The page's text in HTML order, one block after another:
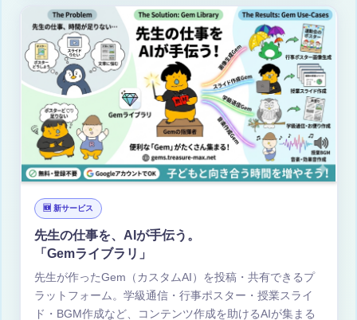
🆕 新サービス
先生の仕事を、AIが手伝う。
「Gemライブラリ」
先生が作ったGem（カスタムAI）を投稿・共有できるプ
ラットフォーム。学級通信・行事ポスター・授業スライ
ド・BGM作成など、コンテンツ作成を助けるAIが集まる